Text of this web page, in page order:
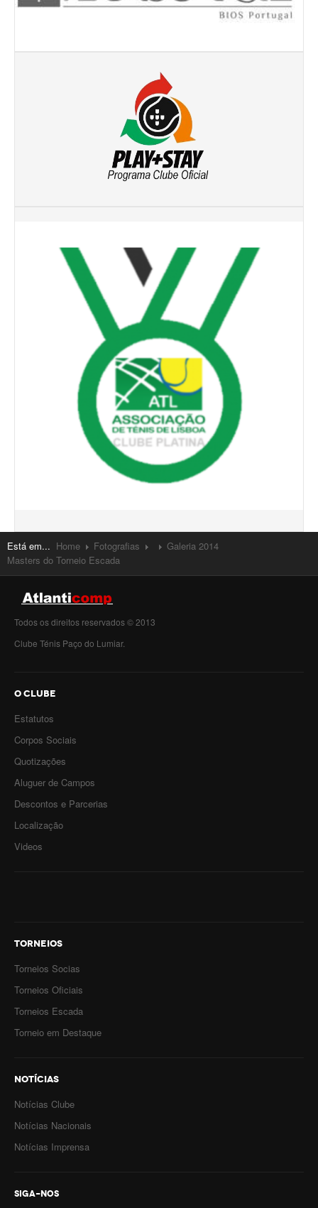
Está em... Home Fotografias
Galeria 2014
Masters do Torneio Escada
Todos os direitos reservados © 2013
Clube Ténis Paço do Lumiar.
O CLUBE
Estatutos
Corpos Sociais
Quotizações
Aluguer de Campos
Descontos e Parcerias
Localização
Videos
TORNEIOS
Torneios Socias
Torneios Oficiais
Torneios Escada
Torneio em Destaque
NOTÍCIAS
Notícias Clube
Notícias Nacionais
Notícias Imprensa
SIGA-NOS